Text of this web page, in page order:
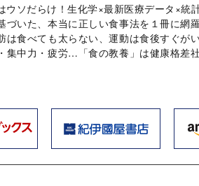
ウソだらけ！生化学×最新医療データ×統
づいた、本当に正しい食事法を１冊に網
は食べても太らない、運動は食後すぐが
集中力・疲労…「食の教養」は健康格差